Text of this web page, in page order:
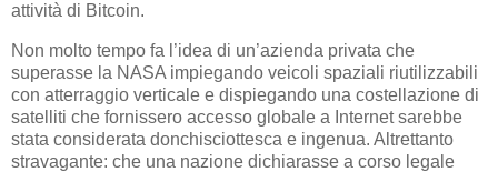
attività di Bitcoin.
Non molto tempo fa l’idea di un’azienda privata che
superasse la NASA impiegando veicoli spaziali riutilizzabili
con atterraggio verticale e dispiegando una costellazione di
satelliti che fornissero accesso globale a Internet sarebbe
stata considerata donchisciottesca e ingenua. Altrettanto
stravagante: che una nazione dichiarasse a corso legale